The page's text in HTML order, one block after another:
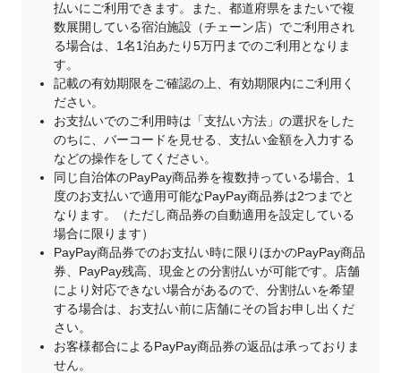
払いにご利用できます。また、都道府県をまたいで複
数展開している宿泊施設（チェーン店）でご利用され
る場合は、1名1泊あたり5万円までのご利用となりま
す。
記載の有効期限をご確認の上、有効期限内にご利用く
ださい。
お支払いでのご利用時は「支払い方法」の選択をした
のちに、バーコードを見せる、支払い金額を入力する
などの操作をしてください。
同じ自治体のPayPay商品券を複数持っている場合、1
度のお支払いで適用可能なPayPay商品券は2つまでと
なります。（ただし商品券の自動適用を設定している
場合に限ります）
PayPay商品券でのお支払い時に限りほかのPayPay商品
券、PayPay残高、現金との分割払いが可能です。店舗
により対応できない場合があるので、分割払いを希望
する場合は、お支払い前に店舗にその旨お申し出くだ
さい。
お客様都合によるPayPay商品券の返品は承っておりま
せん。